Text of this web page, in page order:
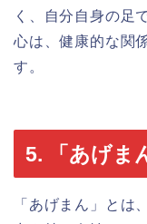
く、自分自身の足
心は、健康的な関
す。
5. 「あげま
「あげまん」とは